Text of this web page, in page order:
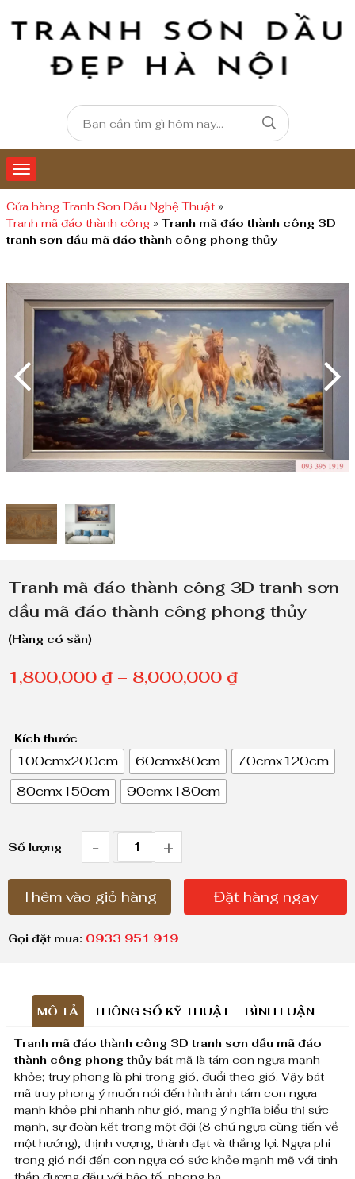
Cửa hàng Tranh Sơn Dầu Nghệ Thuật »
Tranh mã đáo thành công » Tranh mã đáo thành công 3D
tranh sơn dầu mã đáo thành công phong thủy
Tranh mã đáo thành công 3D tranh sơn
dầu mã đáo thành công phong thủy
(Hàng có sẵn)
1,800,000 ₫ – 8,000,000 ₫K
ả
n
:
t
8
0
,
0
0
0
Kích thước
100cmx200cm 60cmx80cm
70cmx120cm
80cmx150cm
90cmx180cm
Số lượng -
T
a
n
ã
đ
á
o
t
h
+
Thêm vào giỏ hàng Đặt hàng ngay
Gọi đặt mua: 0933 951 919
MÔ TẢ THÔNG SỐ KỸ THUẬT BÌNH LUẬN
Tranh mã đáo thành công 3D tranh sơn dầu mã đáo
thành công phong thủy bát mã là tám con ngựa mạnh
khỏe; truy phong là phi trong gió, đuổi theo gió. Vậy bát
mã truy phong ý muốn nói đến hình ảnh tám con ngựa
mạnh khỏe phi nhanh như gió, mang ý nghĩa biểu thị sức
mạnh, sự đoàn kết trong một đội (8 chú ngựa cùng tiến về
một hướng), thịnh vượng, thành đạt và thắng lợi. Ngựa phi
trong gió nói đến con ngựa có sức khỏe mạnh mẽ với tinh